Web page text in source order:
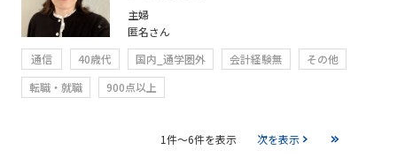
主婦
匿名さん
通信
40歳代 国内_通学圏外 会計経験無
その他
転職・就職
900点以上
1件～6件を表示 次を表示